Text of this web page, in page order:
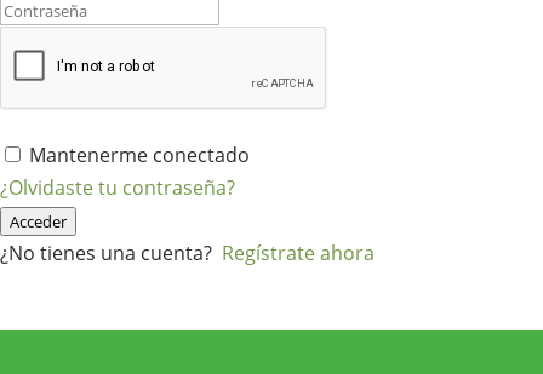
Mantenerme conectado
¿Olvidaste tu contraseña?
Acceder
¿No tienes una cuenta? Regístrate ahora